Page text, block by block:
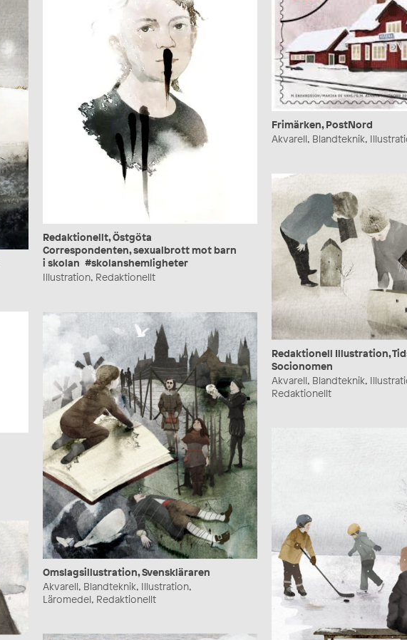
Redaktionellt, Östgöta
Correspondenten, sexualbrott mot barn
i skolan #skolanshemligheter
Illustration, Redaktionellt
Frimärken, PostNord
Akvarell, Blandteknik,
Redaktionell Illustration,
Socionomen
Akvarell, Blandteknik,
Redaktionellt
Omslagsillustration, Svenskläraren
Akvarell, Blandteknik, Illustration,
Läromedel, Redaktionellt